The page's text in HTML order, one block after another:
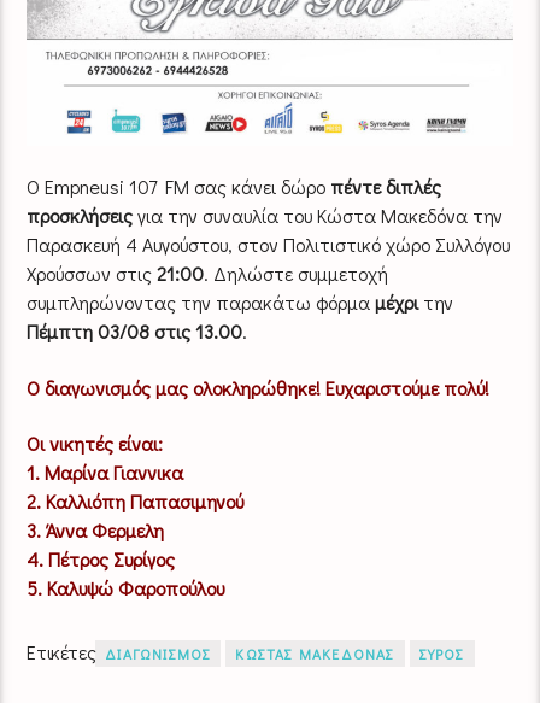
Ο Empneusi 107 FM σας κάνει δώρο πέντε διπλές
προσκλήσειςγια την συναυλία του Κώστα Μακεδόνα την
Παρασκευή 4 Αυγούστου, στον Πολιτιστικό χώρο Συλλόγου
Χρούσσων στις21:00. Δηλώστε συμμετοχή
συμπληρώνοντας την παρακάτω φόρμαμέχριτην
Πέμπτη 03/08 στις 13.00.
Ο διαγωνισμός μας ολοκληρώθηκε! Ευχαριστούμε πολύ!
Οι νικητές είναι:
1. Μαρίνα Γιαννικα
2. Καλλιόπη Παπασιμηνού
3. Άννα Φερμελη
4. Πέτρος Συρίγος
5. Καλυψώ Φαροπούλου
Ετικέτες ΔΙΑΓΩΝΙΣΜΟΣ ΚΩΣΤΑΣ ΜΑΚΕΔΟΝΑΣ ΣΥΡΟΣ